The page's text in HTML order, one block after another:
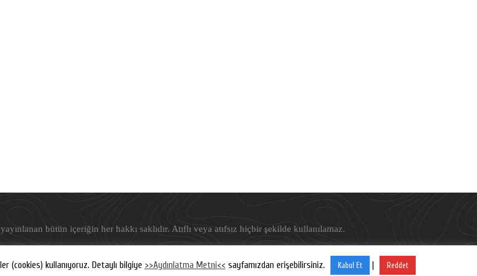
bütün içeriğin her hakkı saklıdır. Atıflı veya atıfsız hiçbir şekilde kullanılamaz.
(cookies) kullanıyoruz. Detaylı bilgiye >>Aydınlatma Metni<< sayfamızdan erişebilirsiniz. Kabul Et Reddet